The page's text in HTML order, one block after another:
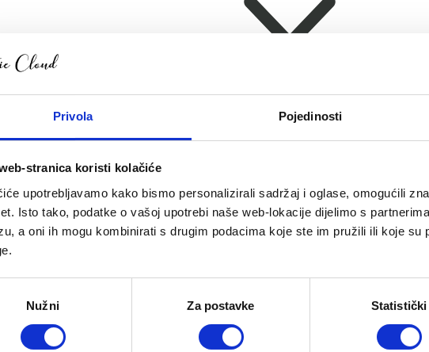
Privola Pojedinosti
stranica koristi kolačiće
upotrebljavamo kako bismo personalizirali sadržaj i oglase, omogućili
Isto tako, podatke o vašoj upotrebi naše web-lokacije dijelimo s
a oni ih mogu kombinirati s drugim podacima koje ste im pružili ili koje su
Nužni Za postavke Statistički
Recenzije (0)